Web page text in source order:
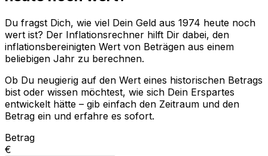
Du fragst Dich, wie viel Dein Geld aus 1974 heute noch
wert ist? Der Inflationsrechner hilft Dir dabei, den
inflationsbereinigten Wert von Beträgen aus einem
beliebigen Jahr zu berechnen.
Ob Du neugierig auf den Wert eines historischen Betrags
bist oder wissen möchtest, wie sich Dein Erspartes
entwickelt hätte – gib einfach den Zeitraum und den
Betrag ein und erfahre es sofort.
Betrag
€